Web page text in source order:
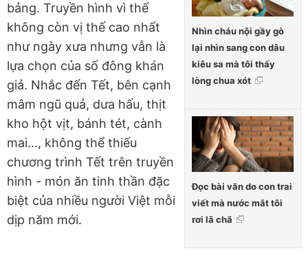
Nhìn cháu nội gầy gò
lại nhìn sang con dâu
kiêu sa mà tôi thấy
lòng chua xót
Đọc bài văn do con trai
viết mà nước mắt tôi
rơi lã chã
bảng. Truyền hình vì thế
không còn vị thế cao nhất
như ngày xưa nhưng vẫn là
lựa chọn của số đông khán
giả. Nhắc đến Tết, bên cạnh
mâm ngũ quả, dưa hấu, thịt
kho hột vịt, bánh tét, cành
mai…, không thể thiếu
chương trình Tết trên truyền
hình - món ăn tinh thần đặc
biệt của nhiều người Việt mỗi
dịp năm mới.